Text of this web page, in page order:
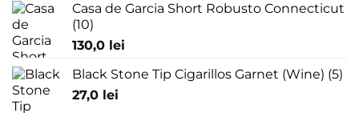
Casa de Garcia Short Robusto Connecticut
(10)
130,0 lei
Black Stone Tip Cigarillos Garnet (Wine) (5)
27,0 lei